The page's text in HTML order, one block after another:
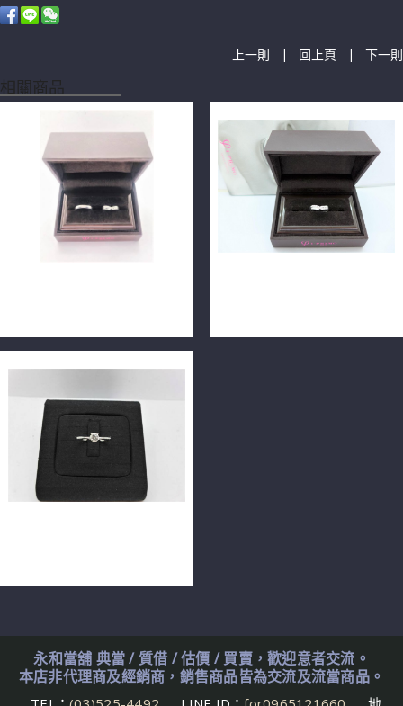
上一則 | 回上頁 | 下一則
相關商品
永和當舖 典當 / 質借 / 估價 / 買賣，歡迎意者交流。
本店非代理商及經銷商，銷售商品皆為交流及流當商品。